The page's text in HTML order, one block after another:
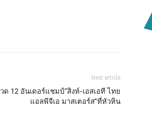
Next article
ด 12 อันเดอร์แชมป์“สิงห์-เอสเอที ไทย
แอลพีจีเอ มาสเตอร์ส”ที่หัวหิน